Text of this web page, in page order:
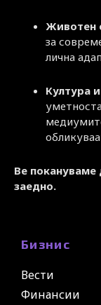
Животен
за
лична
Култура
Ве покануваме
заедно.
Бизнис
Вести
Финансии